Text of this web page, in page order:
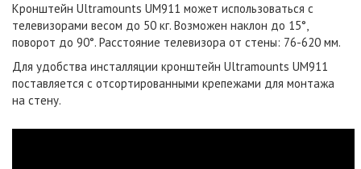
Кронштейн Ultramounts UM911 может использоваться с
телевизорами весом до 50 кг. Возможен наклон до 15°,
поворот до 90°. Расстояние телевизора от стены: 76-620 мм.
Для удобства инсталляции кронштейн Ultramounts UM911
поставляется с отсортированными крепежами для монтажа
на стену.